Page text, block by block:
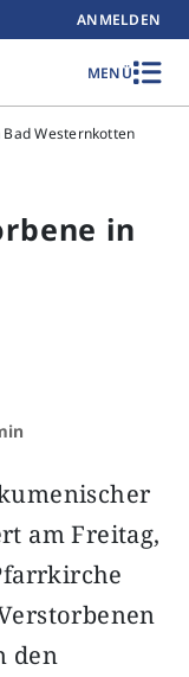
ANMELDEN
MENÜ
Westernkotten
in
am Freitag,
den